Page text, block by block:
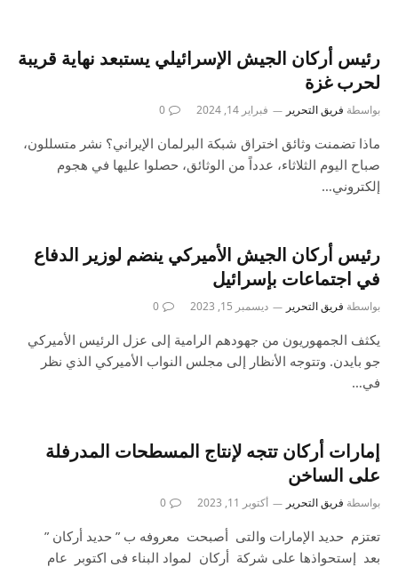
رئيس أركان الجيش الإسرائيلي يستبعد نهاية قريبة
لحرب غزة
بواسطة فريق التحرير فبراير 14, 2024 0
ماذا تضمنت وثائق اختراق شبكة البرلمان الإيراني؟ نشر متسللون،
صباح اليوم الثلاثاء، عدداً من الوثائق، حصلوا عليها في هجوم
إلكتروني…
رئيس أركان الجيش الأميركي ينضم لوزير الدفاع
في اجتماعات بإسرائيل
بواسطة فريق التحرير ديسمبر 15, 2023 0
يكثف الجمهوريون من جهودهم الرامية إلى عزل الرئيس الأميركي
جو بايدن. وتتوجه الأنظار إلى مجلس النواب الأميركي الذي نظر
في…
إمارات أركان تتجه لإنتاج المسطحات المدرفلة
على الساخن
بواسطة فريق التحرير أكتوبر 11, 2023 0
تعتزم حديد الإمارات والتى أصبحت معروفه ب ” حديد أركان ”
بعد إستحواذها على شركة أركان لمواد البناء فى اكتوبر عام